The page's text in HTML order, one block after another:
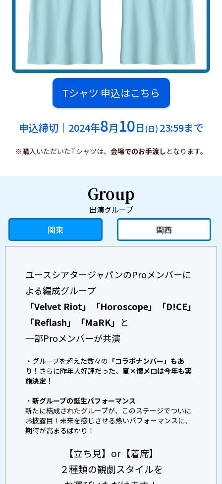
Tシャツ 申込はこちら
申込締切｜2024年8月 10日(日) 23:59まで
※購入いただいたTシャツは、 会場でのお手渡しとなります。
Group
出演グループ
関東 関西
ユースシアタージャパンのProメンバーに
よる編成グループ
「Velvet Riot」「Horoscope」「D!CE」
「Reflash」「MaRK」 と
一部Proメンバーが共演
・グループを超えた数々の 「コラボナンバー」もあ
り！ さらに昨年大好評だった、 夏×懐メロは今年も実
施決定！
・ 新グループの誕生パフォーマンス
新たに結成されたグループが、このステージでついに
お披露目！未来を感じさせる熱いパフォーマンスに、
期待が高まるばかり！
【立ち見】or【着席】
２種類の観劇スタイルを